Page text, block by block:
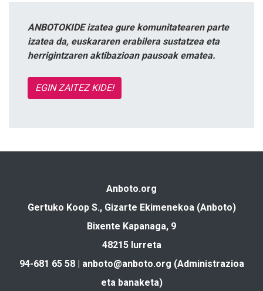
ANBOTOKIDE izatea gure komunitatearen parte
izatea da, euskararen erabilera sustatzea eta
herrigintzaren aktibazioan pausoak ematea.
EGIN ZAITEZ KIDE!
Anboto.org
Gertuko Koop S., Gizarte Ekimenekoa (Anboto)
Bixente Kapanaga, 9
48215 Iurreta
94-681 65 58 | anboto@anboto.org (Administrazioa
eta banaketa)